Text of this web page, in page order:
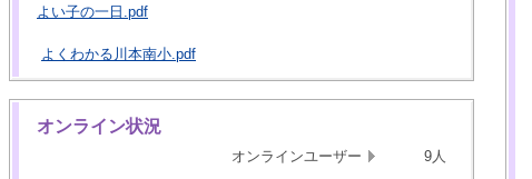
よい子の一日.pdf
よくわかる川本南小.pdf
オンライン状況
オンラインユーザー
9人